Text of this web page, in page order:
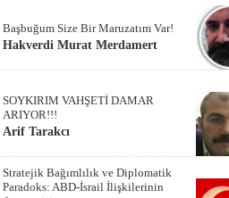
Başbuğum Size Bir Maruzatım Var!
Hakverdi Murat Merdamert
SOYKIRIM VAHŞETİ DAMAR
ARIYOR!!!
Arif Tarakcı
Stratejik Bağımlılık ve Diplomatik
Paradoks: ABD-İsrail İlişkilerinin